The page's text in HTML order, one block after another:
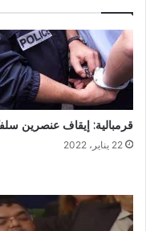
قرمبالية: إيقاف عنصرين
22 يناير، 2022